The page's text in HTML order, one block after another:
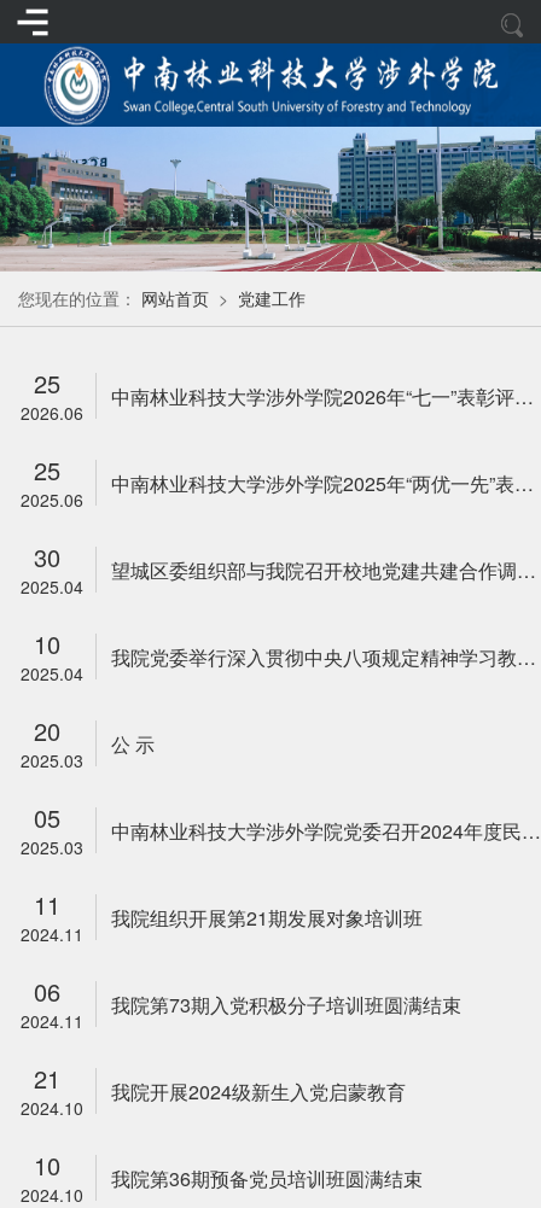
您现在的位置： 网站首页 > 党建工作
25
2026.06
中南林业科技大学涉外学院2026年“七一”表彰评选结果公示
25
2025.06
中南林业科技大学涉外学院2025年“两优一先”表彰评选结果公示
30
2025.04
望城区委组织部与我院召开校地党建共建合作调研座谈会
10
2025.04
我院党委举行深入贯彻中央八项规定精神学习教育读书班暨理论学习中心组（扩大）学习会议
20
2025.03
公 示
05
2025.03
中南林业科技大学涉外学院党委召开2024年度民主生活会
11
2024.11
我院组织开展第21期发展对象培训班
06
2024.11
我院第73期入党积极分子培训班圆满结束
21
2024.10
我院开展2024级新生入党启蒙教育
10
2024.10
我院第36期预备党员培训班圆满结束